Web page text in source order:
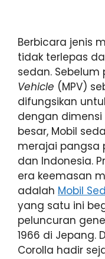
Berbicara jenis
tidak terlepas
sedan. Sebelum
Vehicle (MPV)
difungsikan
dengan
besar, Mobil
merajai pangsa
dan Indonesia.
era keemasan
adalah Mobil
yang satu ini
peluncuran
1966 di Jepang.
Corolla hadir